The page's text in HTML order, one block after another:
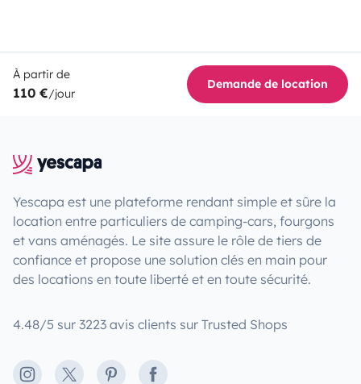
À partir de
110 €/jour
Demande de location
Yescapa est une plateforme rendant simple et sûre la
location entre particuliers de camping-cars, fourgons
et vans aménagés. Le site assure le rôle de tiers de
confiance et propose une solution clés en main pour
des locations en toute liberté et en toute sécurité.
4.48/5 sur 3223 avis clients sur Trusted Shops
Instagram
X PinterestFacebook